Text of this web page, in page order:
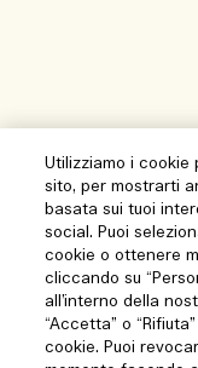
Utilizziamo i
sito, per mostrarti
basata sui tuoi
social. Puoi
cookie o ottenere
cliccando su
all’interno della
“Accetta” o
cookie. Puoi